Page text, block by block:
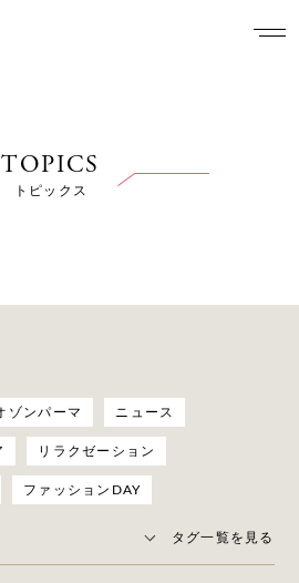
TOPICS
トピックス
ゾンパーマ ニュース
リラクゼーション
ファッションDAY
タグ一覧を見る